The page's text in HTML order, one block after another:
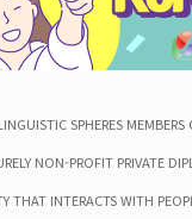
SPHERES
NON-PROFIT PRIVATE
INTERACTS WITH